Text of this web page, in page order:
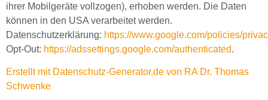
ihrer Mobilgeräte vollzogen), erhoben werden. Die Daten
können in den USA verarbeitet werden.
Datenschutzerklärung: https://www.google.com/policies/
Opt-Out: https://adssettings.google.com/authenticated.
Erstellt mit Datenschutz-Generator.de von RA Dr. Thomas
Schwenke